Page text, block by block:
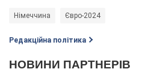
Німеччина Євро-2024
Редакційна політика